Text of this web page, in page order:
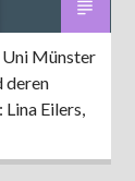
Uni Münster
deren
Eilers,